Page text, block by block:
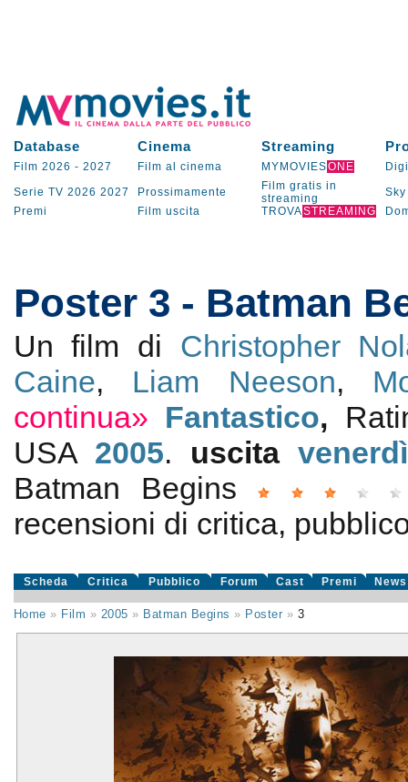
Database Cinema Streaming
Film 2026 - 2027 Film al cinema MYMOVIESONE
Serie TV 2026 2027 Prossimamente
Film gratis in
streaming
Sky
Premi
Film uscita TROVASTREAMING
Poster 3 - Batman
Un film di Christopher
Caine, Liam Neeson,
continua» Fantastico,
USA 2005. uscita
Batman Begins
recensioni di critica,
Scheda Critica Pubblico Forum Cast Premi News
Home » Film » 2005 » Batman Begins » Poster » 3